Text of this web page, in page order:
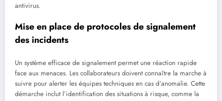
antivirus.
Mise en place de protocoles de signalement
des incidents
Un système efficace de signalement permet une réaction rapide
face aux menaces. Les collaborateurs doivent connaître la marche à
suivre pour alerter les équipes techniques en cas d’anomalie. Cette
démarche inclut l’identification des situations à risque, comme la